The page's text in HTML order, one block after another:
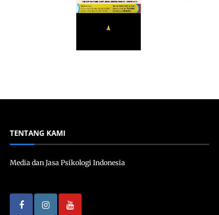
TENTANG KAMI
Media dan Jasa Psikologi Indonesia